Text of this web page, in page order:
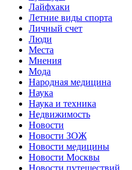
Лайфхаки
Летние виды спорта
Личный счет
Люди
Места
Мнения
Мода
Народная медицина
Наука
Наука и техника
Недвижимость
Новости
Новости ЗОЖ
Новости медицины
Новости Москвы
Новости путешествий